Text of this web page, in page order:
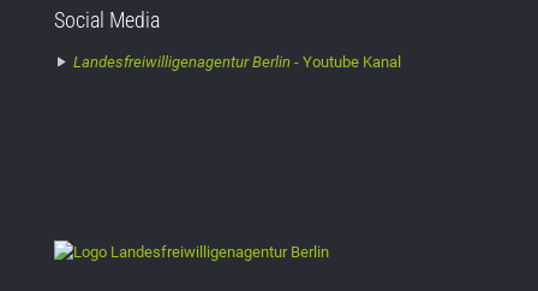
Social Media
Landesfreiwilligenagentur Berlin - Youtube Kanal